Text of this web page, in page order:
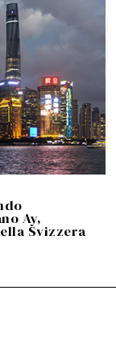
Ay,
Svizzera